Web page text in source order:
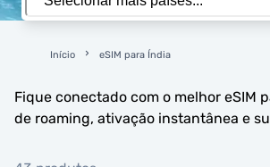
Início eSIM para Índia
Fique conectado com o melhor eSIM
de roaming, ativação instantânea e